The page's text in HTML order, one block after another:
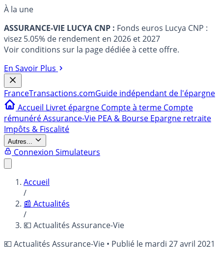
À la une
ASSURANCE-VIE LUCYA CNP : Fonds euros Lucya CNP :
visez 5.05% de rendement en 2026 et 2027
Voir conditions sur la page dédiée à cette offre.
En Savoir Plus
FranceTransactions.comGuide indépendant de l'épargne
Accueil Livret épargne Compte à terme Compte
rémunéréAssurance-Vie PEA & Bourse Epargne retraite
Impôts & Fiscalité
Autres...
Connexion Simulateurs
Accueil
/
📰 Actualités
/
💶 Actualités Assurance-Vie
💶 Actualités Assurance-Vie • Publié le mardi 27 avril 2021